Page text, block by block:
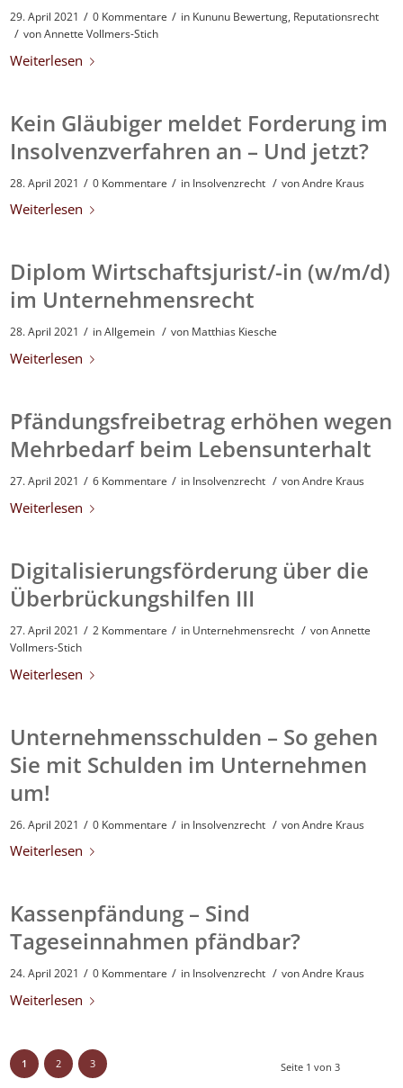
29. April 2021 / 0 Kommentare / in Kununu Bewertung Reputationsrecht
/ vonAnnette Vollmers-Stich
Weiterlesen
Kein Gläubiger meldet Forderung im
Insolvenzverfahren an – Und jetzt?
28. April 2021 / 0 Kommentare / in Insolvenzrecht / vonAndre Kraus
Weiterlesen
Diplom Wirtschaftsjurist/-in (w/m/d)
im Unternehmensrecht
28. April 2021 / inAllgemein / von Matthias Kiesche
Weiterlesen
Pfändungsfreibetrag erhöhen wegen
Mehrbedarf beim Lebensunterhalt
27. April 2021 / 6 Kommentare / in Insolvenzrecht / vonAndre Kraus
Weiterlesen
Digitalisierungsförderung über die
Überbrückungshilfen III
27. April 2021 / 2 Kommentare / in Unternehmensrecht / vonAnnette
Vollmers-Stich
Weiterlesen
Unternehmensschulden – So gehen
Sie mit Schulden im Unternehmen
um!
26. April 2021 / 0 Kommentare / in Insolvenzrecht / vonAndre Kraus
Weiterlesen
Kassenpfändung – Sind
Tageseinnahmen pfändbar?
24. April 2021 / 0 Kommentare / in Insolvenzrecht / vonAndre Kraus
Weiterlesen
Seite 1 von 3
1 2 3